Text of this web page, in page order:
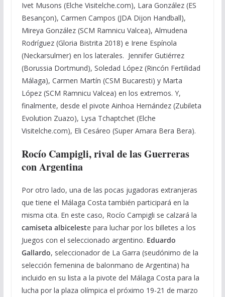
Ivet Musons (Elche Visitelche.com), Lara González (ES
Besançon), Carmen Campos (JDA Dijon Handball),
Mireya González (SCM Ramnicu Valcea), Almudena
Rodríguez (Gloria Bistrita 2018) e Irene Espínola
(Neckarsulmer) en los laterales. Jennifer Gutiérrez
(Borussia Dortmund), Soledad López (Rincón Fertilidad
Málaga), Carmen Martín (CSM Bucaresti) y Marta
López (SCM Ramnicu Valcea) en los extremos. Y,
finalmente, desde el pivote Ainhoa Hernández (Zubileta
Evolution Zuazo), Lysa Tchaptchet (Elche
Visitelche.com), Eli Cesáreo (Super Amara Bera Bera).
Rocío Campigli, rival de las Guerreras
con Argentina
Por otro lado, una de las pocas jugadoras extranjeras
que tiene el Málaga Costa también participará en la
misma cita. En este caso, Rocío Campigli se calzará la
camiseta albiceleste para luchar por los billetes a los
Juegos con el seleccionado argentino. Eduardo
Gallardo, seleccionador de La Garra (seudónimo de la
selección femenina de balonmano de Argentina) ha
incluido en su lista a la pivote del Málaga Costa para la
lucha por la plaza olímpica el próximo 19-21 de marzo